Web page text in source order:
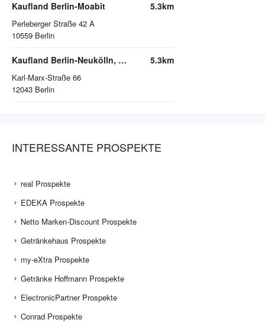
Kaufland Berlin-Moabit
Perleberger Straße 42 A
10559 Berlin
5.3km
Kaufland Berlin-Neukölln, Arcaden
Karl-Marx-Straße 66
12043 Berlin
5.3km
INTERESSANTE PROSPEKTE
real Prospekte
EDEKA Prospekte
Netto Marken-Discount Prospekte
Getränkehaus Prospekte
my-eXtra Prospekte
Getränke Hoffmann Prospekte
ElectronicPartner Prospekte
Conrad Prospekte